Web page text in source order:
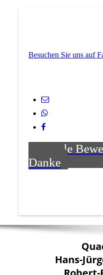
Besuchen Sie uns auf
Google
Danke
Hans-